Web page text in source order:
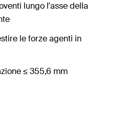
lungo l'asse della
le forze agenti in
≤ 355,6 mm